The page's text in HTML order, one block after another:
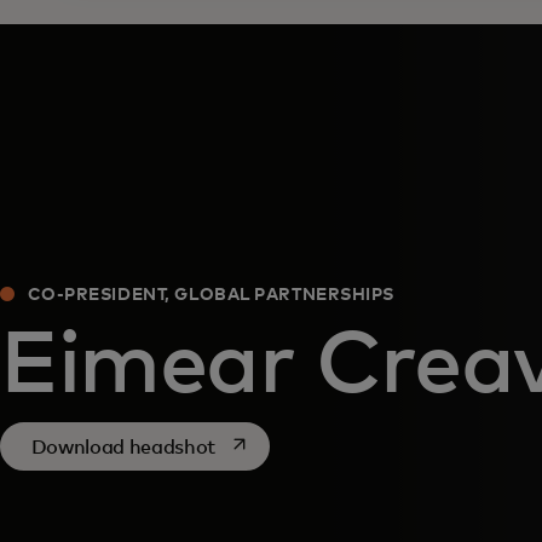
CO-PRESIDENT, GLOBAL PARTNERSHIPS
Eimear
Download headshotse abre en una pestaña nueva